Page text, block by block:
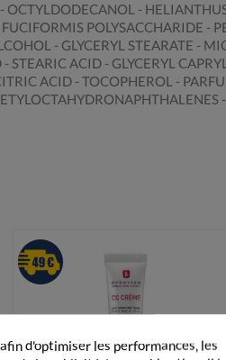
-
POLYSACCHARIDE -
- GLYCERYL STEARATE -
ACID - GLYCERYL
ACID - TOCOPHEROL -
d'optimiser les performances, les